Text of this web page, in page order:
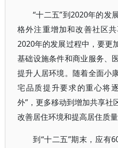
“十二五”到2020年的发
格外注重增加和改善社区
2020年的发展过程中，要更
基础设施条件和商业服务、
提升人居环境。随着全面小
宅品质提升要求的重心将
外”，更多移动到增加共享社
改善居住环境和提高居住质量
到“十二五”期末，应有